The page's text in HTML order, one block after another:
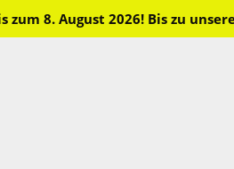
zum 8. August 2026! Bis zu